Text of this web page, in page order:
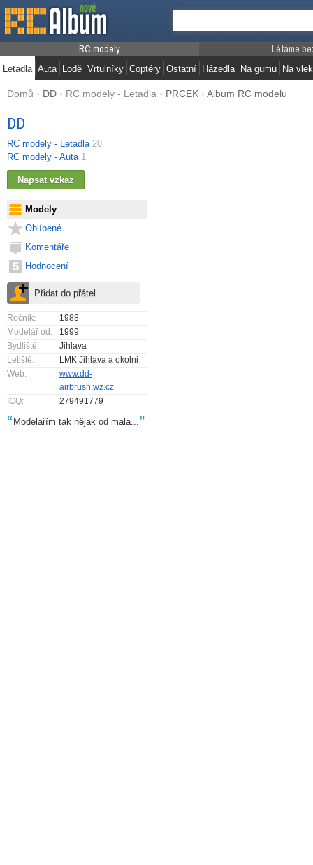
RC modely
Letadla Auta Lodě Vrtulníky Coptéry Ostatní
Létáme
Házedla Na gumu Na vlek
Domů › DD › RC modely - Letadla › PRCEK › Album RC modelu
DD
RC modely - Letadla 20
RC modely - Auta 1
Modely
Oblíbené
Komentáře
Hodnocení
Ročník:
1988
Modelář od:
1999
Bydliště:
Jihlava
Letiště:
LMK Jihlava a okolni
Web:
www.dd-
airbrush.wz.cz
ICQ:
279491779
“ Modelařím tak nějak od mala...”